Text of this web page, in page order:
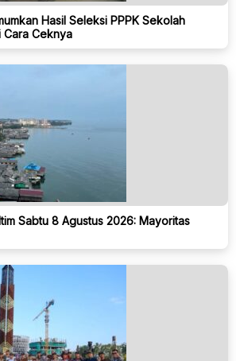
Hasil Seleksi PPPK Sekolah
Cara Ceknya
Sabtu 8 Agustus 2026: Mayoritas